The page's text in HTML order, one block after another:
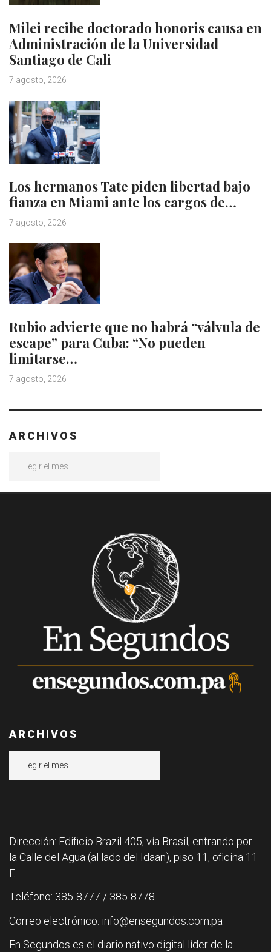
Milei recibe doctorado honoris causa en
Administración de la Universidad
Santiago de Cali
7 agosto, 2026
Los hermanos Tate piden libertad bajo
fianza en Miami ante los cargos de…
7 agosto, 2026
Rubio advierte que no habrá “válvula de
escape” para Cuba: “No pueden
limitarse…
7 agosto, 2026
ARCHIVOS
ARCHIVOS
Dirección: Edificio Brazil 405, vía Brasil, entrando por
la Calle del Agua (al lado del Idaan), piso 11, oficina 11
F.
Teléfono: 385-8777 / 385-8778
Correo electrónico: info@ensegundos.com.pa
En Segundos es el diario nativo digital líder de la